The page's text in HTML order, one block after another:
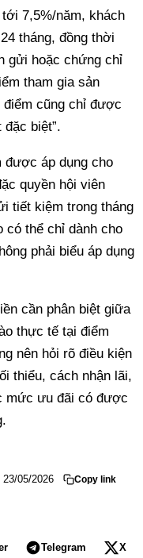
7,5%/năm, khách
tháng, đồng thời
gửi hoặc chứng chỉ
tham gia sản
điểm cũng chỉ được
biệt”.
được áp dụng cho
quyền hội viên
tiết kiệm trong tháng
có thể chỉ dành cho
phải biểu áp dụng
cần phân biệt giữa
thực tế tại điểm
nên hỏi rõ điều kiện
thiểu, cách nhận lãi,
mức ưu đãi có được
23/05/2026 Copy link
Telegram X